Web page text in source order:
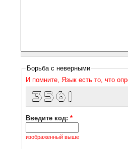
Борьба с неверными
И помните, Язык есть то, что
|___ /  | ___|   / /_   / |
   |_ \  |___ \  | '_ \  | |
|____/  |____/   \___/  |_|
Введите код: *
изображенный выше